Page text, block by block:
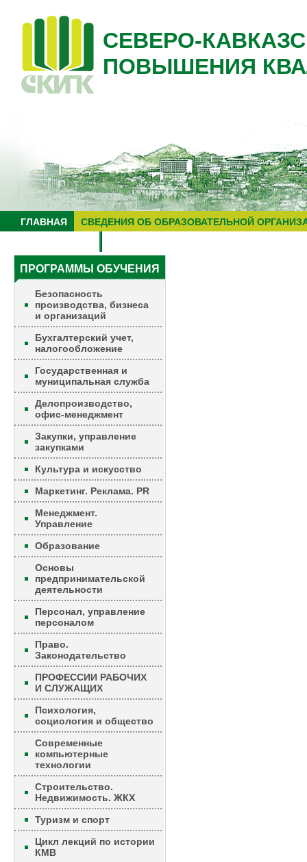
СЕВЕРО-
ПОВЫШЕНИЯ
ГЛАВНАЯ
СВЕДЕНИЯ ОБ ОБРАЗОВАТЕЛЬНОЙ
ПРОГРАММЫ ОБУЧЕНИЯ
Безопасность
производства, бизнеса
и организаций
Бухгалтерский учет,
налогообложение
Государственная и
муниципальная служба
Делопроизводство,
офис-менеджмент
Закупки, управление
закупками
Культура и искусство
Маркетинг. Реклама. PR
Менеджмент.
Управление
Образование
Основы
предпринимательской
деятельности
Персонал, управление
персоналом
Право.
Законодательство
ПРОФЕССИИ РАБОЧИХ
И СЛУЖАЩИХ
Психология,
социология и общество
Современные
компьютерные
технологии
Строительство.
Недвижимость. ЖКХ
Туризм и спорт
Цикл лекций по истории
КМВ